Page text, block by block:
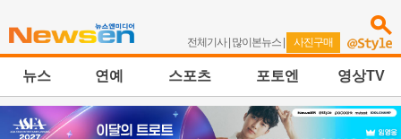
전체기사| 많이본뉴스 | 사진구매
뉴스 연예 스포츠 포토엔 영상TV